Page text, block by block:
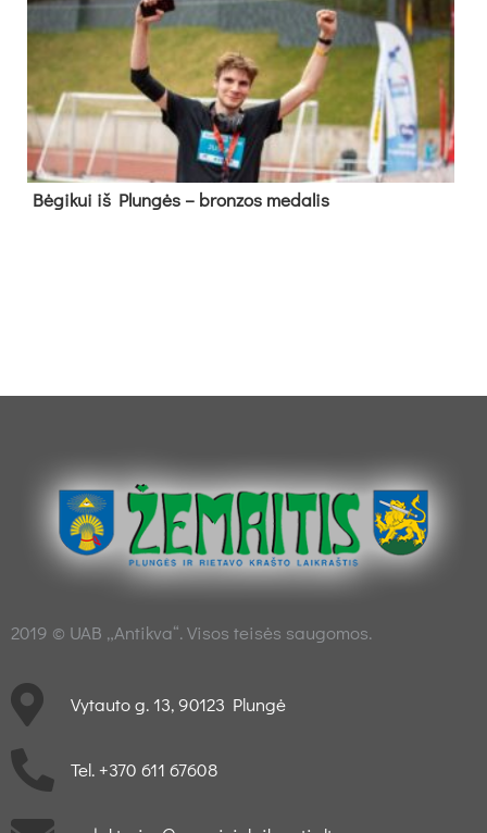
Bė­gi­kui iš Plun­gės – bron­zos me­da­lis
2019 © UAB „Antikva“. Visos teisės saugomos.
Vytauto g. 13, 90123 Plungė
Tel. +370 611 67608